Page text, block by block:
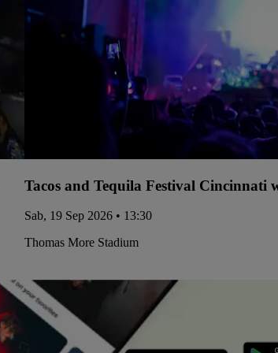
Tacos and Tequila Festival
Sab, 19 Sep 2026 • 13:30
Thomas More Stadium